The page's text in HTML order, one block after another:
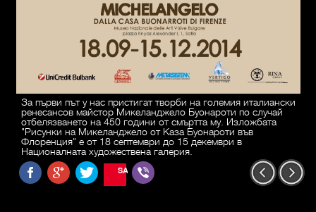
За първи път у нас пристигат творби на големия италиански
ренесансов майстор Микеланджело Буонароти по случай
отбелязването на 450 години от смъртта му. Изложбата
"Рисунки на Микеланджело от Каза Буонароти във
Флоренция" е от 18 септември до 15 декември в
Националната художествена галерия.
SAVE